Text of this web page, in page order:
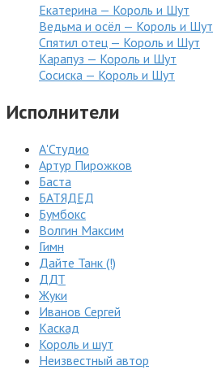
Екатерина — Король и Шут
Ведьма и осёл — Король и Шут
Спятил отец — Король и Шут
Карапуз — Король и Шут
Сосиска — Король и Шут
Исполнители
А'Студио
Артур Пирожков
Баста
БАТЯДЕД
Бумбокс
Волгин Максим
Гимн
Дайте Танк (!)
ДДТ
Жуки
Иванов Сергей
Каскад
Король и шут
Неизвестный автор